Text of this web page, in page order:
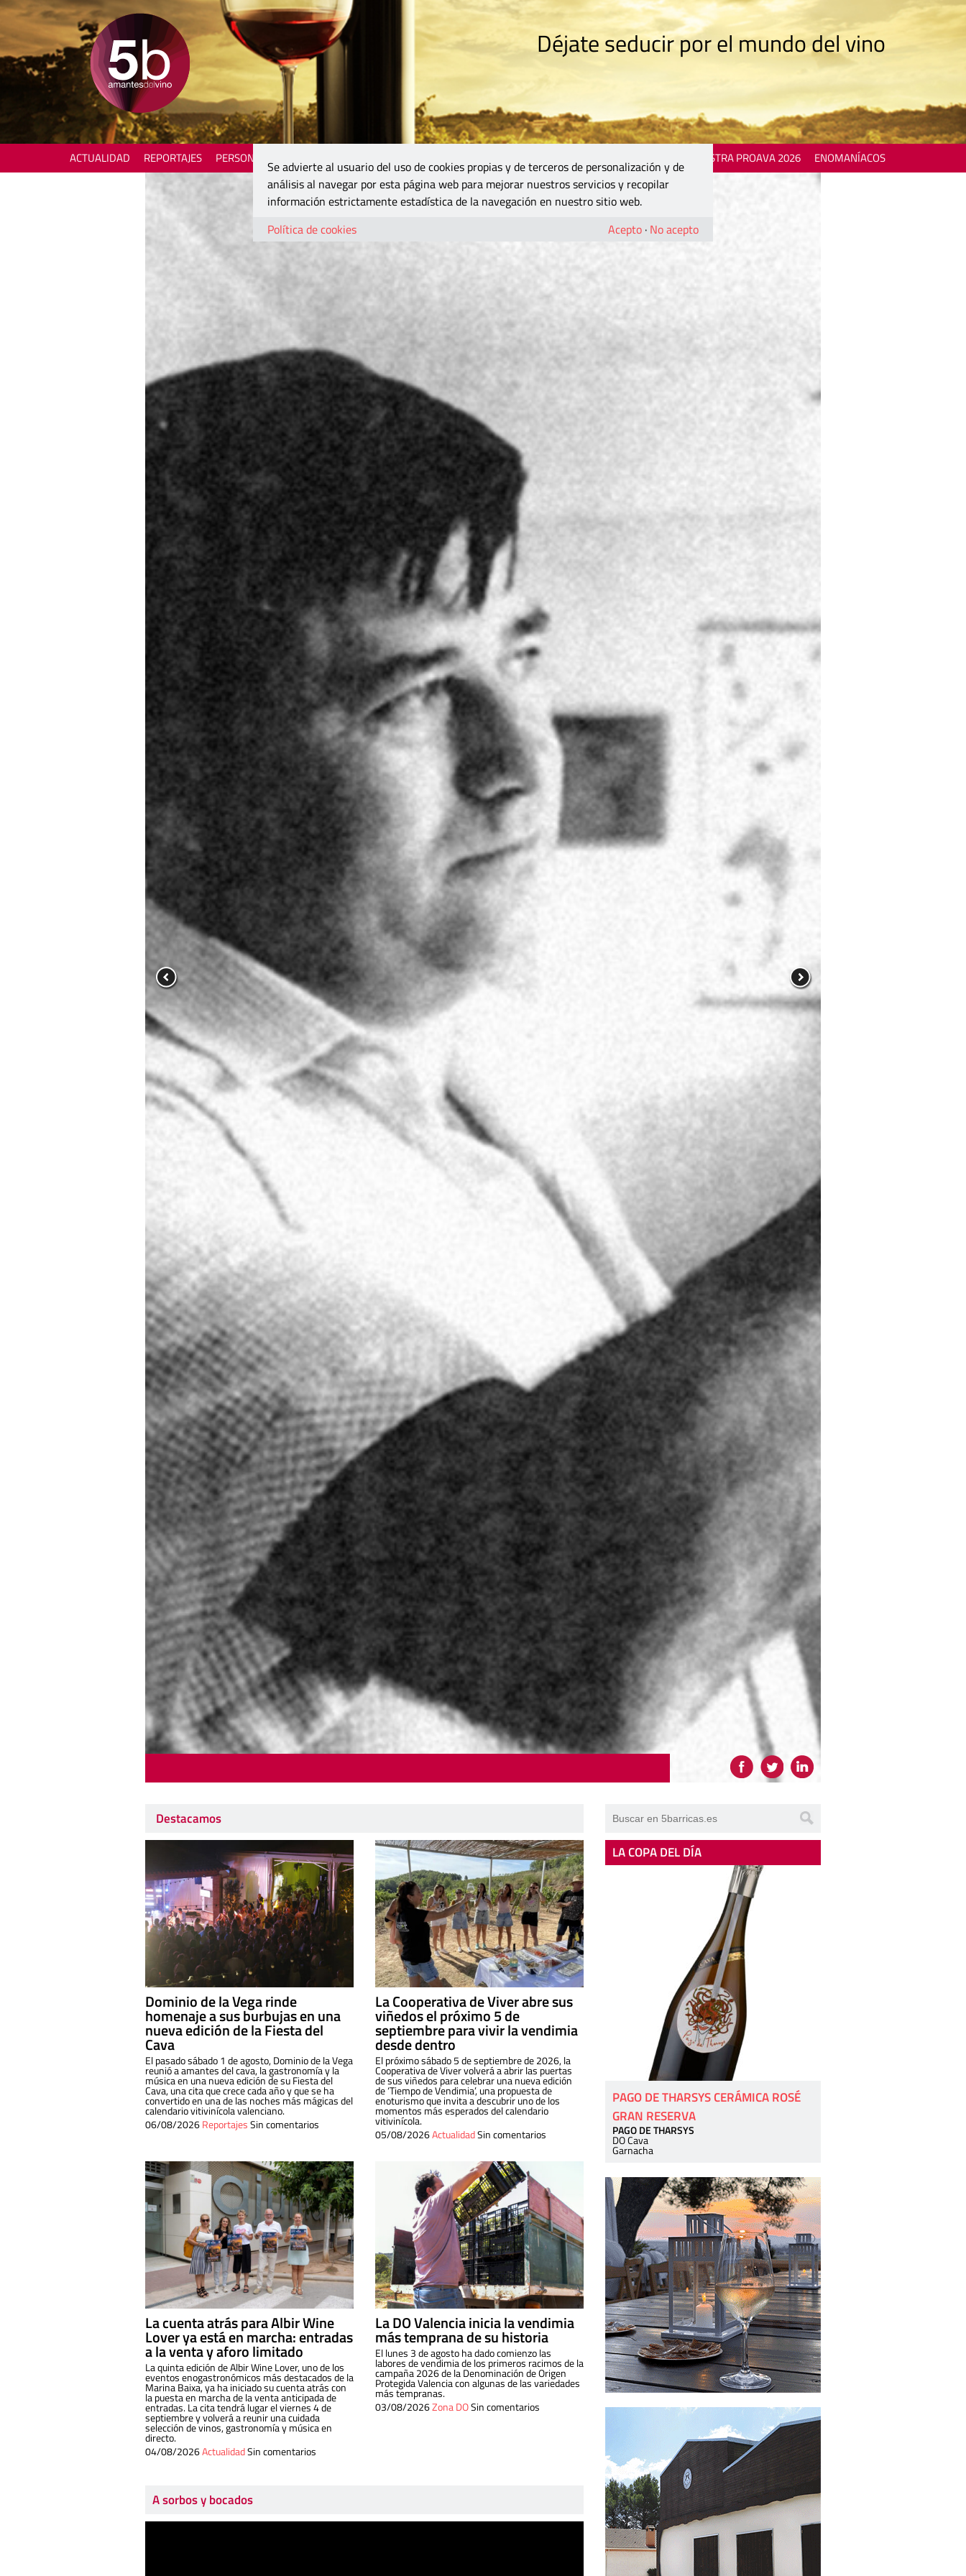
Déjate seducir por el mundo del vino
ACTUALIDAD REPORTAJES PERSONAJES MOSTRA PROAVA 2026 ENOMANÍACOS
Destacamos
Dominio de la Vega rinde
homenaje a sus burbujas en una
nueva edición de la Fiesta del
Cava
El pasado sábado 1 de agosto, Dominio de la Vega
reunió a amantes del cava, la gastronomía y la
música en una nueva edición de su Fiesta del
Cava, una cita que crece cada año y que se ha
convertido en una de las noches más mágicas del
calendario vitivinícola valenciano.
06/08/2026ReportajesSin comentarios
La Cooperativa de Viver abre sus
viñedos el próximo 5 de
septiembre para vivir la vendimia
desde dentro
El próximo sábado 5 de septiembre de 2026, la
Cooperativa de Viver volverá a abrir las puertas
de sus viñedos para celebrar una nueva edición
de ‘Tiempo de Vendimia’, una propuesta de
enoturismo que invita a descubrir uno de los
momentos más esperados del calendario
vitivinícola.
05/08/2026ActualidadSin comentarios
La cuenta atrás para Albir Wine
Lover ya está en marcha: entradas
a la venta y aforo limitado
La quinta edición de Albir Wine Lover, uno de los
eventos enogastronómicos más destacados de la
Marina Baixa, ya ha iniciado su cuenta atrás con
la puesta en marcha de la venta anticipada de
entradas. La cita tendrá lugar el viernes 4 de
septiembre y volverá a reunir una cuidada
selección de vinos, gastronomía y música en
directo.
04/08/2026ActualidadSin comentarios
La DO Valencia inicia la vendimia
más temprana de su historia
El lunes 3 de agosto ha dado comienzo las
labores de vendimia de los primeros racimos de la
campaña 2026 de la Denominación de Origen
Protegida Valencia con algunas de las variedades
más tempranas.
03/08/2026Zona DOSin comentarios
A sorbos y bocados
LA COPA DEL DÍA
PAGO DE THARSYS CERÁMICA ROSÉ
GRAN RESERVA
PAGO DE THARSYS
DO Cava
Garnacha
Se advierte al usuario del uso de cookies propias y de terceros de personalización y de
análisis al navegar por esta página web para mejorar nuestros servicios y recopilar
información estrictamente estadística de la navegación en nuestro sitio web.
Política de cookies
Acepto · No acepto